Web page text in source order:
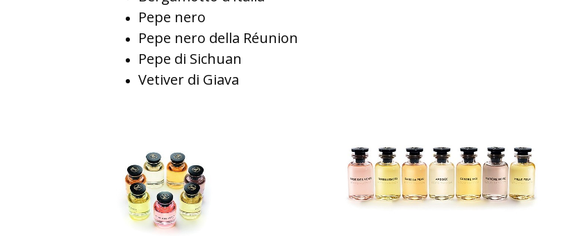
Pepe nero
Pepe nero della Réunion
Pepe di Sichuan
Vetiver di Giava